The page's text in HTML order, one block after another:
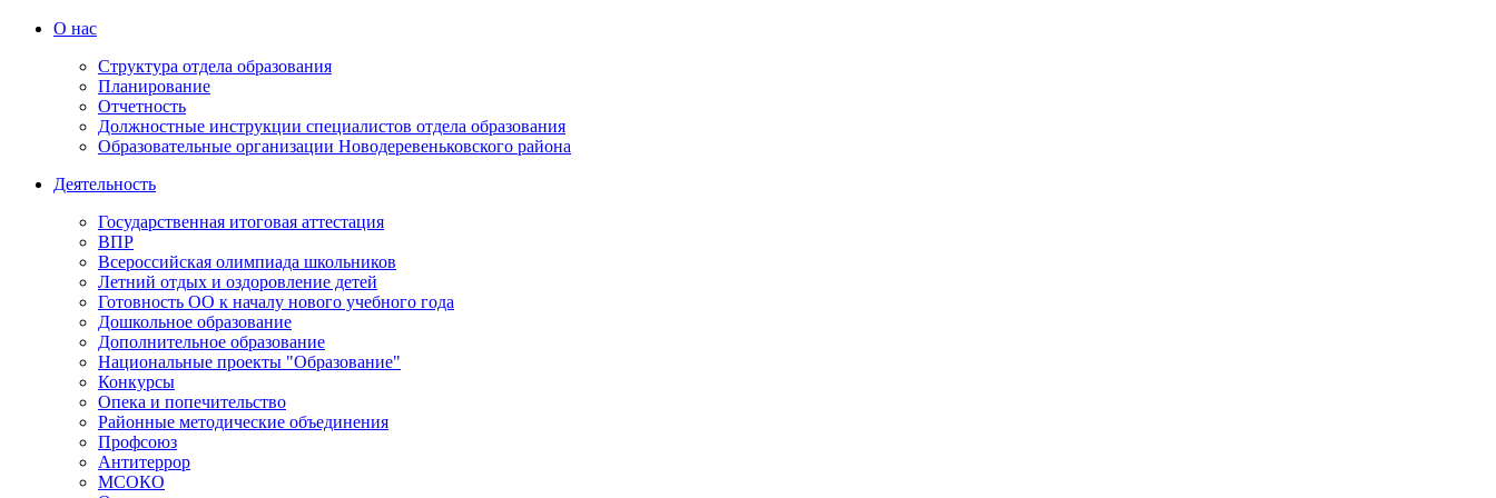
О нас
Структура отдела образования
Планирование
Отчетность
Должностные инструкции специалистов отдела образования
Образовательные организации Новодеревеньковского района
Деятельность
Государственная итоговая аттестация
ВПР
Всероссийская олимпиада школьников
Летний отдых и оздоровление детей
Готовность ОО к началу нового учебного года
Дошкольное образование
Дополнительное образование
Национальные проекты "Образование"
Конкурсы
Опека и попечительство
Районные методические объединения
Профсоюз
Антитеррор
МСОКО